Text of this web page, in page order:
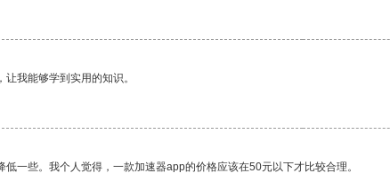
我能够学到实用的知识。
一些。我个人觉得，一款加速器app的价格应该在50元以下才比较合理。